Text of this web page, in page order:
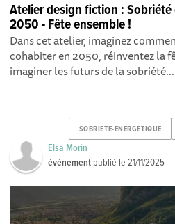
Atelier design fiction :
2050 - Fête ensemble !
Dans cet atelier, imaginez
cohabiter en 2050, réinventez la
imaginer les futurs de la sobriété...
SOBRIETE-ENERGETIQUE
Elsa Morin
événement publié le21/11/2025